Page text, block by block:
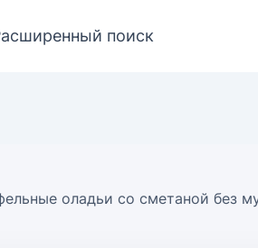
поиск
оладьи со сметаной без